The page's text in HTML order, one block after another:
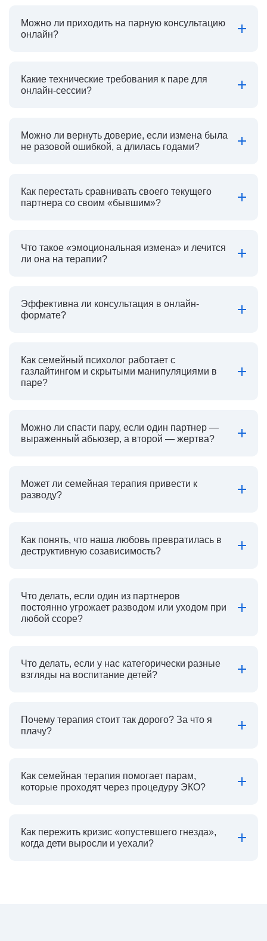
Можно ли приходить на парную консультацию
онлайн?
Какие технические требования к паре для
онлайн-сессии?
Можно ли вернуть доверие, если измена была
не разовой ошибкой, а длилась годами?
Как перестать сравнивать своего текущего
партнера со своим «бывшим»?
Что такое «эмоциональная измена» и лечится
ли она на терапии?
Эффективна ли консультация в онлайн-
формате?
Как семейный психолог работает с
газлайтингом и скрытыми манипуляциями в
паре?
Можно ли спасти пару, если один партнер —
выраженный абьюзер, а второй — жертва?
Может ли семейная терапия привести к
разводу?
Как понять, что наша любовь превратилась в
деструктивную созависимость?
Что делать, если один из партнеров
постоянно угрожает разводом или уходом при
любой ссоре?
Что делать, если у нас категорически разные
взгляды на воспитание детей?
Почему терапия стоит так дорого? За что я
плачу?
Как семейная терапия помогает парам,
которые проходят через процедуру ЭКО?
Как пережить кризис «опустевшего гнезда»,
когда дети выросли и уехали?